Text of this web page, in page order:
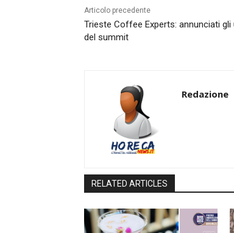
Articolo precedente
Trieste Coffee Experts: annunciati
del summit
Redazione
RELATED ARTICLES